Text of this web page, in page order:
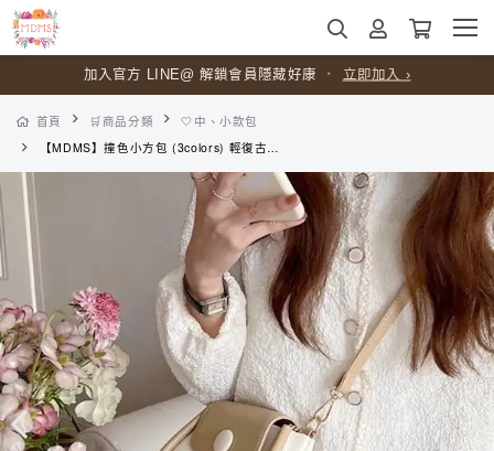
加入官方 LINE@ 解鎖會員隱藏好康 ・ 立即加入 ›
首頁 🛒商品分類
🤍中、小款包
【MDMS】撞色小方包 (3colors) 輕復古 高級感 手提小包 小眾設計 百搭休閒 質感超好 鏈條包 單肩包 斜挎包 B229